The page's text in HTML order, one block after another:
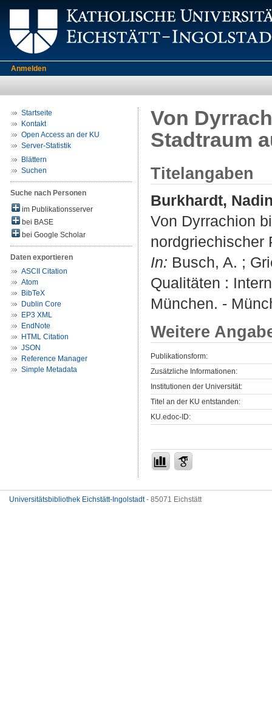
Anmelden
Startseite
Kontakt
Open Access an der KU
Server-Statistik
Blättern
Suchen
Suche nach Personen
im Publikationsserver
bei BASE
bei Google Scholar
Daten exportieren
ASCII Citation
Atom
BibTeX
Dublin Core
EP3 XML
EndNote
HTML Citation
JSON
Reference Manager
Simple Metadata
Von
Stadtraum
Titelangaben
Burkhardt,
Von Dyrrachion
nordgriechischer
In: Busch, A. ;
Qualitäten :
München. -
Weitere
Publikationsform:
Zusätzliche Informationen:
Institutionen der Universität:
Titel an der KU entstanden:
KU.edoc-ID:
Universitätsbibliothek Eichstätt-Ingolstadt- 85071 Eichstätt